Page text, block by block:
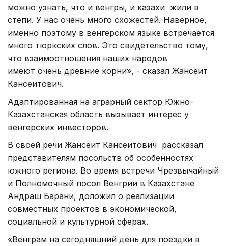
можно узнать, что и венгры, и казахи жили в
степи. У нас очень много схожестей. Наверное,
именно поэтому в венгерском языке встречается
много тюркских слов. Это свидетельство тому,
что взаимоотношения наших народов
имеют очень древние корни», - сказал Жансеит
Кансеитович.
Адаптированная на аграрный сектор Южно-
Казахстанская область вызывает интерес у
венгерских инвесторов.
В своей речи Жансеит Кансеитович рассказал
представителям посольств об особенностях
южного региона. Во время встречи Чрезвычайный
и Полномочный посол Венгрии в Казахстане
Андраш Барани, доложил о реализации
совместных проектов в экономической,
социальной и культурной сферах.
«Венграм на сегодняшний день для поездки в